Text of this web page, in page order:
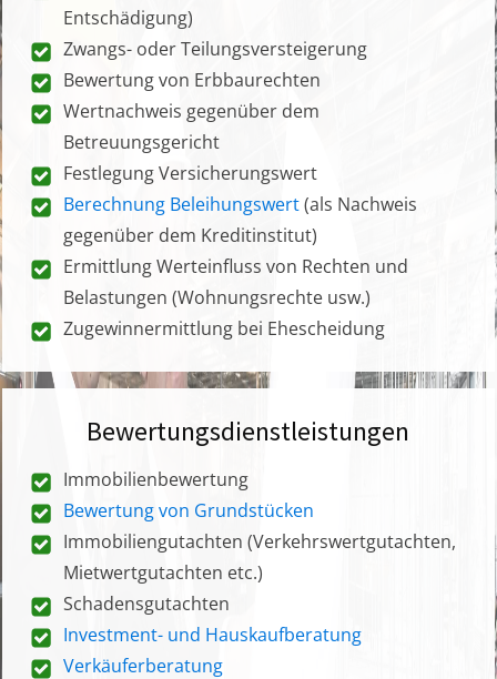
Entschädigung)
Zwangs- oder Teilungsversteigerung
Bewertung von Erbbaurechten
Wertnachweis gegenüber dem
Betreuungsgericht
Festlegung Versicherungswert
Berechnung Beleihungswert(als Nachweis
gegenüber dem Kreditinstitut)
Ermittlung Werteinfluss von Rechten und
Belastungen (Wohnungsrechte usw.)
Zugewinnermittlung bei Ehescheidung
Bewertungsdienstleistungen
Immobilienbewertung
Bewertung von Grundstücken
Immobiliengutachten (Verkehrswertgutachten,
Mietwertgutachten etc.)
Schadensgutachten
Investment- und Hauskaufberatung
Verkäuferberatung